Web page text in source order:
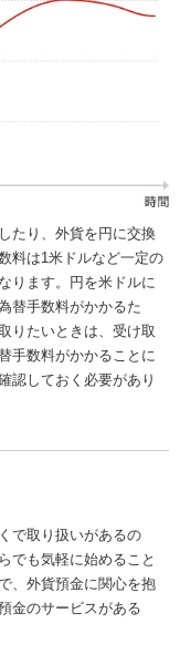
たり、外貨を円に交換
料は1米ドルなど一定の
ります。円を米ドルに
替手数料がかかるた
りたいときは、受け取
手数料がかかることに
認しておく必要があり
で取り扱いがあるの
でも気軽に始めること
、外貨預金に関心を抱
金のサービスがある